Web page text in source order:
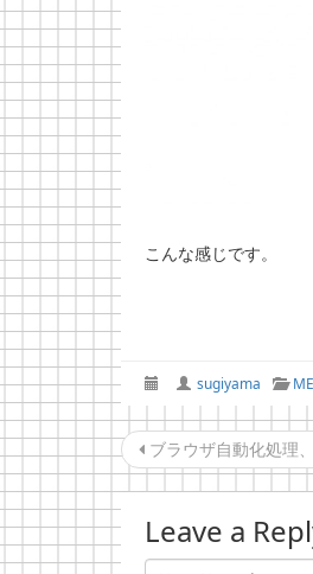
こんな感じです。
sugiyama
Post
ブラウザ自動化処理
Leave a